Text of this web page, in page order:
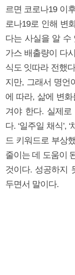
르면 코로나19 이
로나19로 인해 변
다는 사실을 알 수
가스 배출량이 다
식도 잇따라 전했
지만, 그래서 명언
에 따라, 삶에 변
겨야 한다. 실제
다. ‘일주일 채식’,
드 키워드로 부상
줄이는 데 도움이
것이다. 성공하지
두면서 말이다.